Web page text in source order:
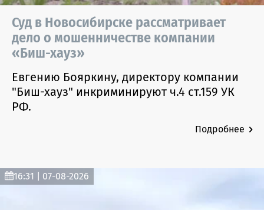
Суд в Новосибирске рассматривает
дело о мошенничестве компании
«Биш-хауз»
Евгению Бояркину, директору компании
"Биш-хауз" инкриминируют ч.4 ст.159 УК
РФ.
Подробнее
16:31 | 07-08-2026